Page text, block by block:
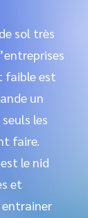
sol très
faible est
un
les
faire.
le nid
et